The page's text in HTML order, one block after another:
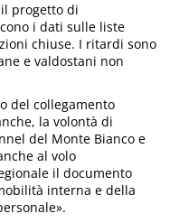
progetto di
i dati sulle liste
chiuse. I ritardi sono
e valdostani non
del collegamento
la volontà di
del Monte Bianco e
al volo
il documento
interna e della